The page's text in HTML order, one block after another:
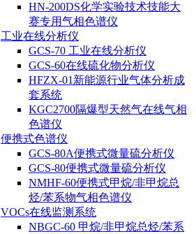
HN-200DS化学实验技术技能大
赛专用气相色谱仪
工业在线分析仪
GCS-70 工业在线分析仪
GCS-60在线硫化物分析仪
HFZX-01新能源行业气体分析成
套系统
KGC2700隔爆型天然气在线气相
色谱仪
便携式色谱仪
GCS-80A便携式微量硫分析仪
GCS-80便携式微量硫分析仪
NMHF-60便携式甲烷/非甲烷总
烃/苯系物气相色谱仪
VOCs在线监测系统
NBGC-60 甲烷/非甲烷总烃/苯系